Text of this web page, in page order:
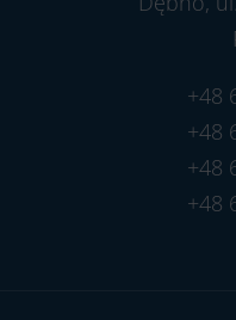
+48
+48
+48
+48